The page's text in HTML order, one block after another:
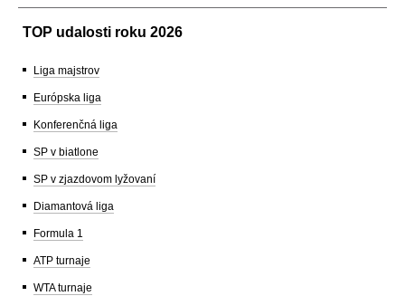
TOP udalosti roku 2026
Liga majstrov
Európska liga
Konferenčná liga
SP v biatlone
SP v zjazdovom lyžovaní
Diamantová liga
Formula 1
ATP turnaje
WTA turnaje